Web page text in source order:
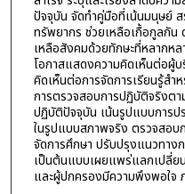
ปัจจุบัน จัดทำคู่มือที่เน้นมนุษย์
ทรัพยากร ช่วยเหลือเกื้อกูลกัน
เหลือสังคมด้วยทักษะที่หลากห
โอกาสแสดงความคิดเห็นต่อผู้
คิดเห็นต่อการจัดการเรียนรู้ส
การตรวจสอบการปฏิบัติจริงต
ปฏิบัติปัจจุบัน เน้นรูปแบบการป
ในรูปแบบสภาพจริง ตรวจสอบ
จัดการศึกษา ปรับปรุงแนวทาง
เป็นต้นแบบเผยแพร่แลกเปลี่ย
และผู้ปกครองมีความพึงพอใจ